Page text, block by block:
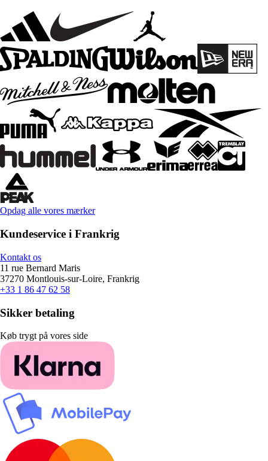
Opdag alle vores mærker
Kundeservice i Frankrig
Kontakt os
11 rue Bernard Maris
37270 Montlouis-sur-Loire, Frankrig
+33 1 86 47 62 58
Sikker betaling
Køb trygt på vores side